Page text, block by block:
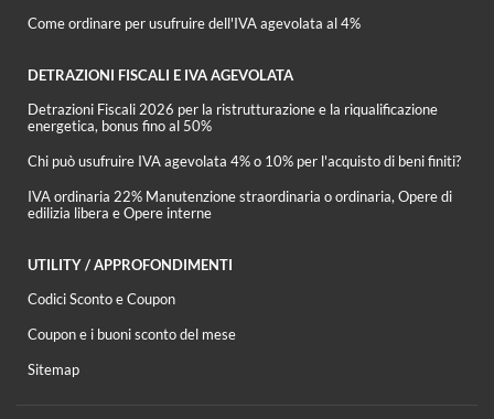
Come ordinare per usufruire dell'IVA agevolata al 4%
DETRAZIONI FISCALI E IVA AGEVOLATA
Detrazioni Fiscali 2026 per la ristrutturazione e la riqualificazione
energetica, bonus fino al 50%
Chi può usufruire IVA agevolata 4% o 10% per l'acquisto di beni finiti?
IVA ordinaria 22% Manutenzione straordinaria o ordinaria, Opere di
edilizia libera e Opere interne
UTILITY / APPROFONDIMENTI
Codici Sconto e Coupon
Coupon e i buoni sconto del mese
Sitemap